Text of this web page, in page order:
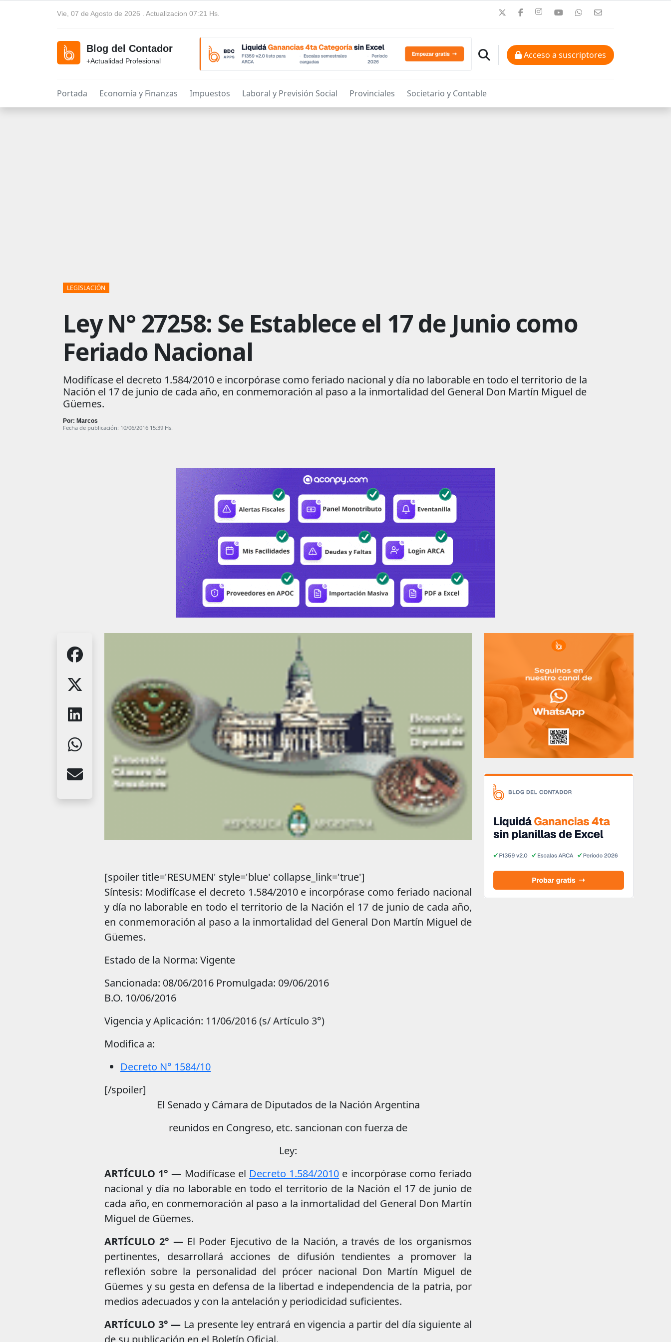
Vie, 07 de Agosto de 2026 . Actualizacion 07:21 Hs.
Blog del Contador
+Actualidad Profesional
Acceso a suscriptores
Portada Economía y Finanzas Impuestos Laboral y Previsión Social Provinciales Societario y Contable
LEGISLACIÓN
Ley N° 27258: Se Establece el 17 de Junio como
Feriado Nacional
Modifícase el decreto 1.584/2010 e incorpórase como feriado nacional y día no laborable en todo el territorio de la
Nación el 17 de junio de cada año, en conmemoración al paso a la inmortalidad del General Don Martín Miguel de
Güemes.
Por: Marcos
Fecha de publicación: 10/06/2016 15:39 Hs.
[spoiler title='RESUMEN' style='blue' collapse_link='true']
Síntesis: Modifícase el decreto 1.584/2010 e incorpórase como feriado nacional
y día no laborable en todo el territorio de la Nación el 17 de junio de cada año,
en conmemoración al paso a la inmortalidad del General Don Martín Miguel de
Güemes.
Estado de la Norma: Vigente
Sancionada: 08/06/2016 Promulgada: 09/06/2016
B.O. 10/06/2016
Vigencia y Aplicación: 11/06/2016 (s/ Artículo 3°)
Modifica a:
Decreto N° 1584/10
[/spoiler]
El Senado y Cámara de Diputados de la Nación Argentina
reunidos en Congreso, etc. sancionan con fuerza de
Ley:
ARTÍCULO 1° — Modifícase el Decreto 1.584/2010 e incorpórase como feriado
nacional y día no laborable en todo el territorio de la Nación el 17 de junio de
cada año, en conmemoración al paso a la inmortalidad del General Don Martín
Miguel de Güemes.
ARTÍCULO 2° —El Poder Ejecutivo de la Nación, a través de los organismos
pertinentes, desarrollará acciones de difusión tendientes a promover la
reflexión sobre la personalidad del prócer nacional Don Martín Miguel de
Güemes y su gesta en defensa de la libertad e independencia de la patria, por
medios adecuados y con la antelación y periodicidad suficientes.
ARTÍCULO 3° — La presente ley entrará en vigencia a partir del día siguiente al
de su publicación en el Boletín Oficial.